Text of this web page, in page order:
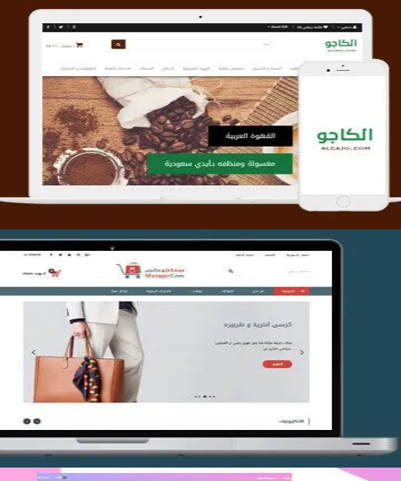
تصميم متجر الكاجو
التفاصيل
تصميم متجر متاجركم